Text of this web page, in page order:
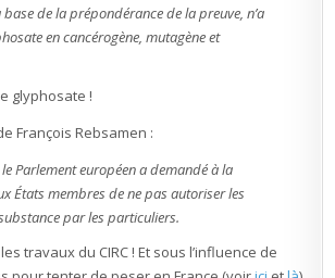
de la prépondérance de la preuve, n’a
en cancérogène, mutagène et
glyphosate !
François Rebsamen :
Parlement européen a demandé à la
États membres de ne pas autoriser les
par les particuliers.
travaux du CIRC ! Et sous l’influence de